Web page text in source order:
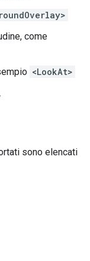
come
<LookAt>
sono elencati